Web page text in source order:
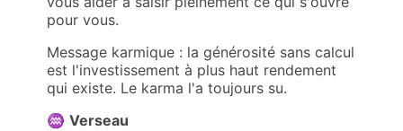
pour vous.
Message karmique : la générosité sans calcul
est l'investissement à plus haut rendement
qui existe. Le karma l'a toujours su.
♒ Verseau